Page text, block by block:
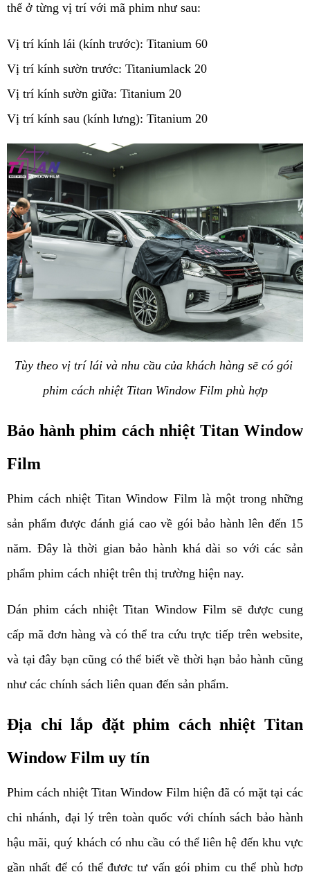
thể ở từng vị trí với mã phim như sau:
Vị trí kính lái (kính trước): Titanium 60
Vị trí kính sườn trước: Titaniumlack 20
Vị trí kính sườn giữa: Titanium 20
Vị trí kính sau (kính lưng): Titanium 20
Tùy theo vị trí lái và nhu cầu của khách hàng sẽ có gói
phim cách nhiệt Titan Window Film phù hợp
Bảo hành phim cách nhiệt Titan Window
Film
Phim cách nhiệt Titan Window Film là một trong những
sản phẩm được đánh giá cao về gói bảo hành lên đến 15
năm. Đây là thời gian bảo hành khá dài so với các sản
phẩm phim cách nhiệt trên thị trường hiện nay.
Dán phim cách nhiệt Titan Window Film sẽ được cung
cấp mã đơn hàng và có thể tra cứu trực tiếp trên website,
và tại đây bạn cũng có thể biết về thời hạn bảo hành cũng
như các chính sách liên quan đến sản phẩm.
Địa chỉ lắp đặt phim cách nhiệt Titan
Window Film uy tín
Phim cách nhiệt Titan Window Film hiện đã có mặt tại các
chi nhánh, đại lý trên toàn quốc với chính sách bảo hành
hậu mãi, quý khách có nhu cầu có thể liên hệ đến khu vực
gần nhất để có thể được tư vấn gói phim cụ thể phù hợp